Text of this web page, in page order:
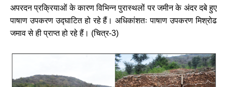
अपरदन प्रक्रियाओं के कारण विभिन्न पुरास्थलों पर जमीन के अंदर दबे हुए
पाषाण उपकरण उद्घाटित हो रहे हैं। अधिकांशतः पाषाण उपकरण मिश्रोढ
जमाव से ही प्राप्त हो रहे हैं। (चित्र-3)